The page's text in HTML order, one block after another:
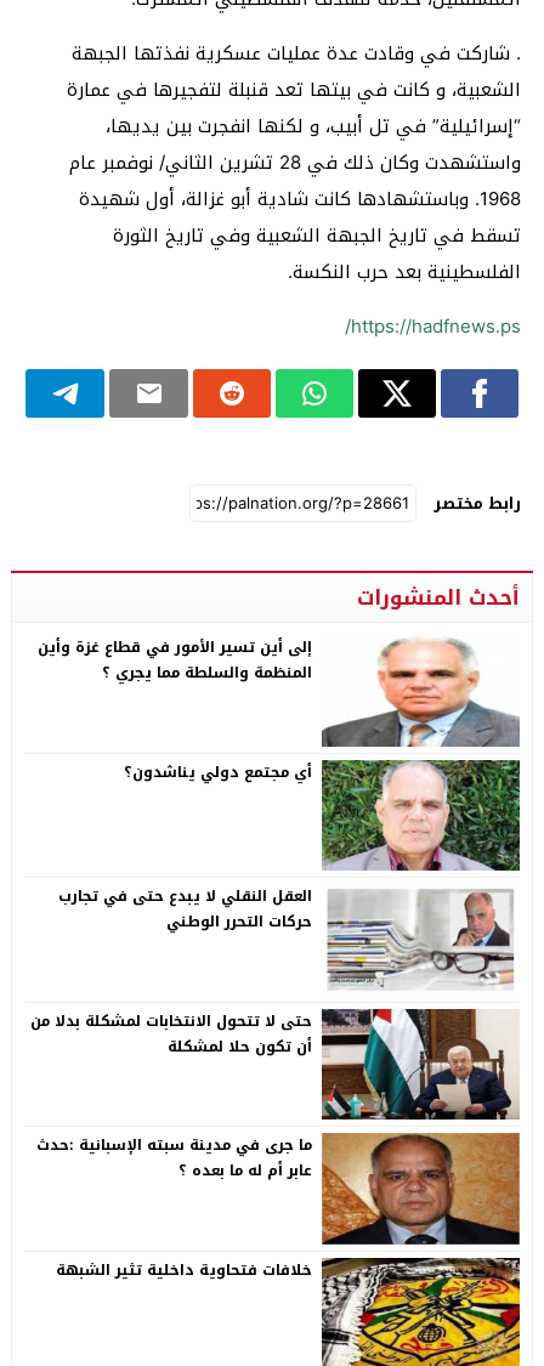
. شاركت في وقادت عدة عمليات عسكرية نفذتها الجبهة
الشعبية، و كانت في بيتها تعد قنبلة لتفجيرها في عمارة
“إسرائيلية” في تل أبيب، و لكنها انفجرت بين يديها،
واستشهدت وكان ذلك في 28 تشرين الثاني/ نوفمبر عام
1968. وباستشهادها كانت شادية أبو غزالة، أول شهيدة
تسقط في تاريخ الجبهة الشعبية وفي تاريخ الثورة
الفلسطينية بعد حرب النكسة.
https://hadfnews.ps/
رابط مختصر
أحدث المنشورات
إلى أين تسير الأمور في قطاع غزة وأين
المنظمة والسلطة مما يجري ؟
أي مجتمع دولي يناشدون؟
العقل النقلي لا يبدع حتى في تجارب
حركات التحرر الوطني
حتى لا تتحول الانتخابات لمشكلة بدلا من
أن تكون حلا لمشكلة
ما جرى في مدينة سبته الإسبانية :حدث
عابر أم له ما بعده ؟
خلافات فتحاوية داخلية تثير الشبهة